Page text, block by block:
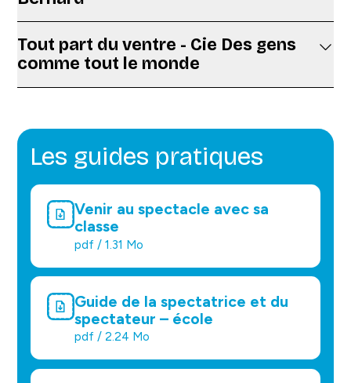
Tout part du ventre - Cie Des gens
comme tout le monde
Les guides pratiques
Venir au spectacle avec sa
classe
pdf / 1.31 Mo
Guide de la spectatrice et du
spectateur – école
pdf / 2.24 Mo